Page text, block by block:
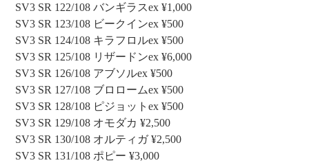
SV3 SR 122/108 バンギラスex ¥1,000
SV3 SR 123/108 ビークインex ¥500
SV3 SR 124/108 キラフロルex ¥500
SV3 SR 125/108 リザードンex ¥6,000
SV3 SR 126/108 アブソルex ¥500
SV3 SR 127/108 ブロロームex ¥500
SV3 SR 128/108 ピジョットex ¥500
SV3 SR 129/108 オモダカ ¥2,500
SV3 SR 130/108 オルティガ ¥2,500
SV3 SR 131/108 ポピー ¥3,000